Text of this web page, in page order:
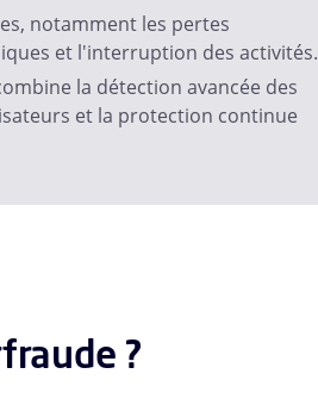
notamment les pertes
et l'interruption des activités.
la détection avancée des
et la protection continue
?